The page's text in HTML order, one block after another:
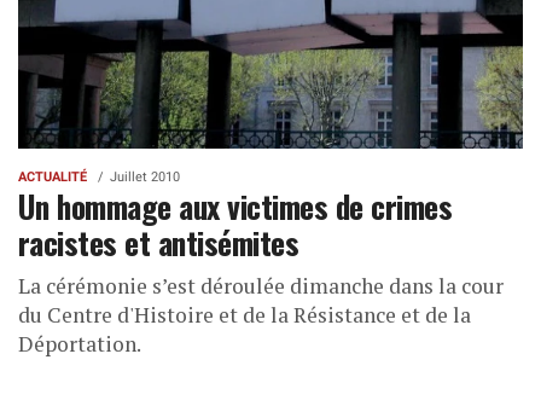
ACTUALITÉ Juillet 2010
Un hommage aux victimes de crimes
racistes et antisémites
La cérémonie s’est déroulée dimanche dans la cour
du Centre d'Histoire et de la Résistance et de la
Déportation.